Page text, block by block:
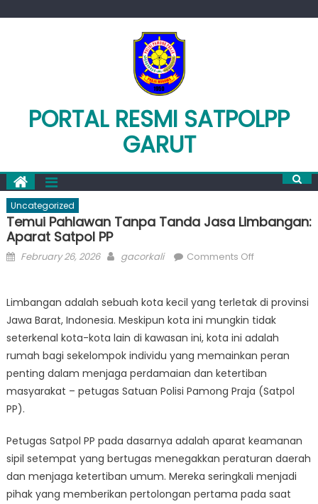
PORTAL RESMI SATPOLPP
GARUT
Uncategorized
Temui Pahlawan Tanpa Tanda Jasa Limbangan:
Aparat Satpol PP
Posted
February 26, 2026 Author
gacorkali Comments Offon
Tanpa
Tanda
Jasa
Limbangan:
Aparat
Satpol
Limbangan adalah sebuah kota kecil yang terletak di provinsi
Jawa Barat, Indonesia. Meskipun kota ini mungkin tidak
seterkenal kota-kota lain di kawasan ini, kota ini adalah
rumah bagi sekelompok individu yang memainkan peran
penting dalam menjaga perdamaian dan ketertiban
masyarakat – petugas Satuan Polisi Pamong Praja (Satpol
PP).
Petugas Satpol PP pada dasarnya adalah aparat keamanan
sipil setempat yang bertugas menegakkan peraturan daerah
dan menjaga ketertiban umum. Mereka seringkali menjadi
pihak yang memberikan pertolongan pertama pada saat